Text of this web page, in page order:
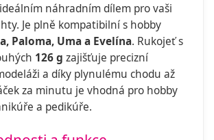
náhradním dílem pro vaši
Je plně kompatibilní s hobby
Paloma, Uma a Evelína. Rukojeť s
126 g zajišťuje precizní
a díky plynulému chodu až
za minutu je vhodná pro hobby
a pedikúře.